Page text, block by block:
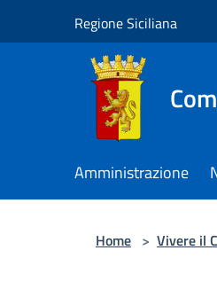
Regione Siciliana
Amministrazione
Home > Vivere il